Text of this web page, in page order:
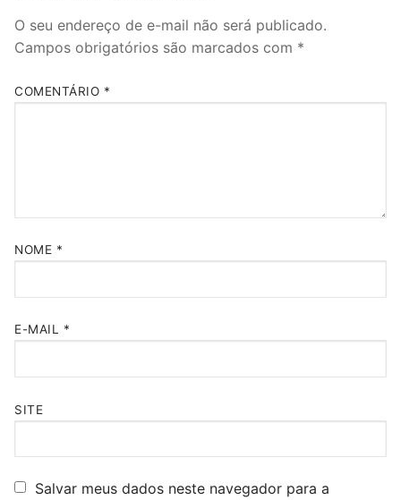
O seu endereço de e-mail não será publicado.
Campos obrigatórios são marcados com *
COMENTÁRIO *
NOME *
E-MAIL *
SITE
Salvar meus dados neste navegador para a